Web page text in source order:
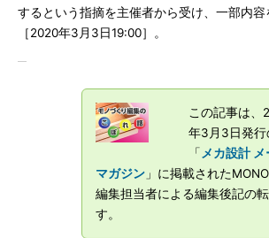
するという指摘を主催者から受け、一部内
［2020年3月3日19:00］。
この記事は、
年3月3日発行
「 メカ設計 メ
マガジン」に掲載された
編集担当者による編集後記の
す。